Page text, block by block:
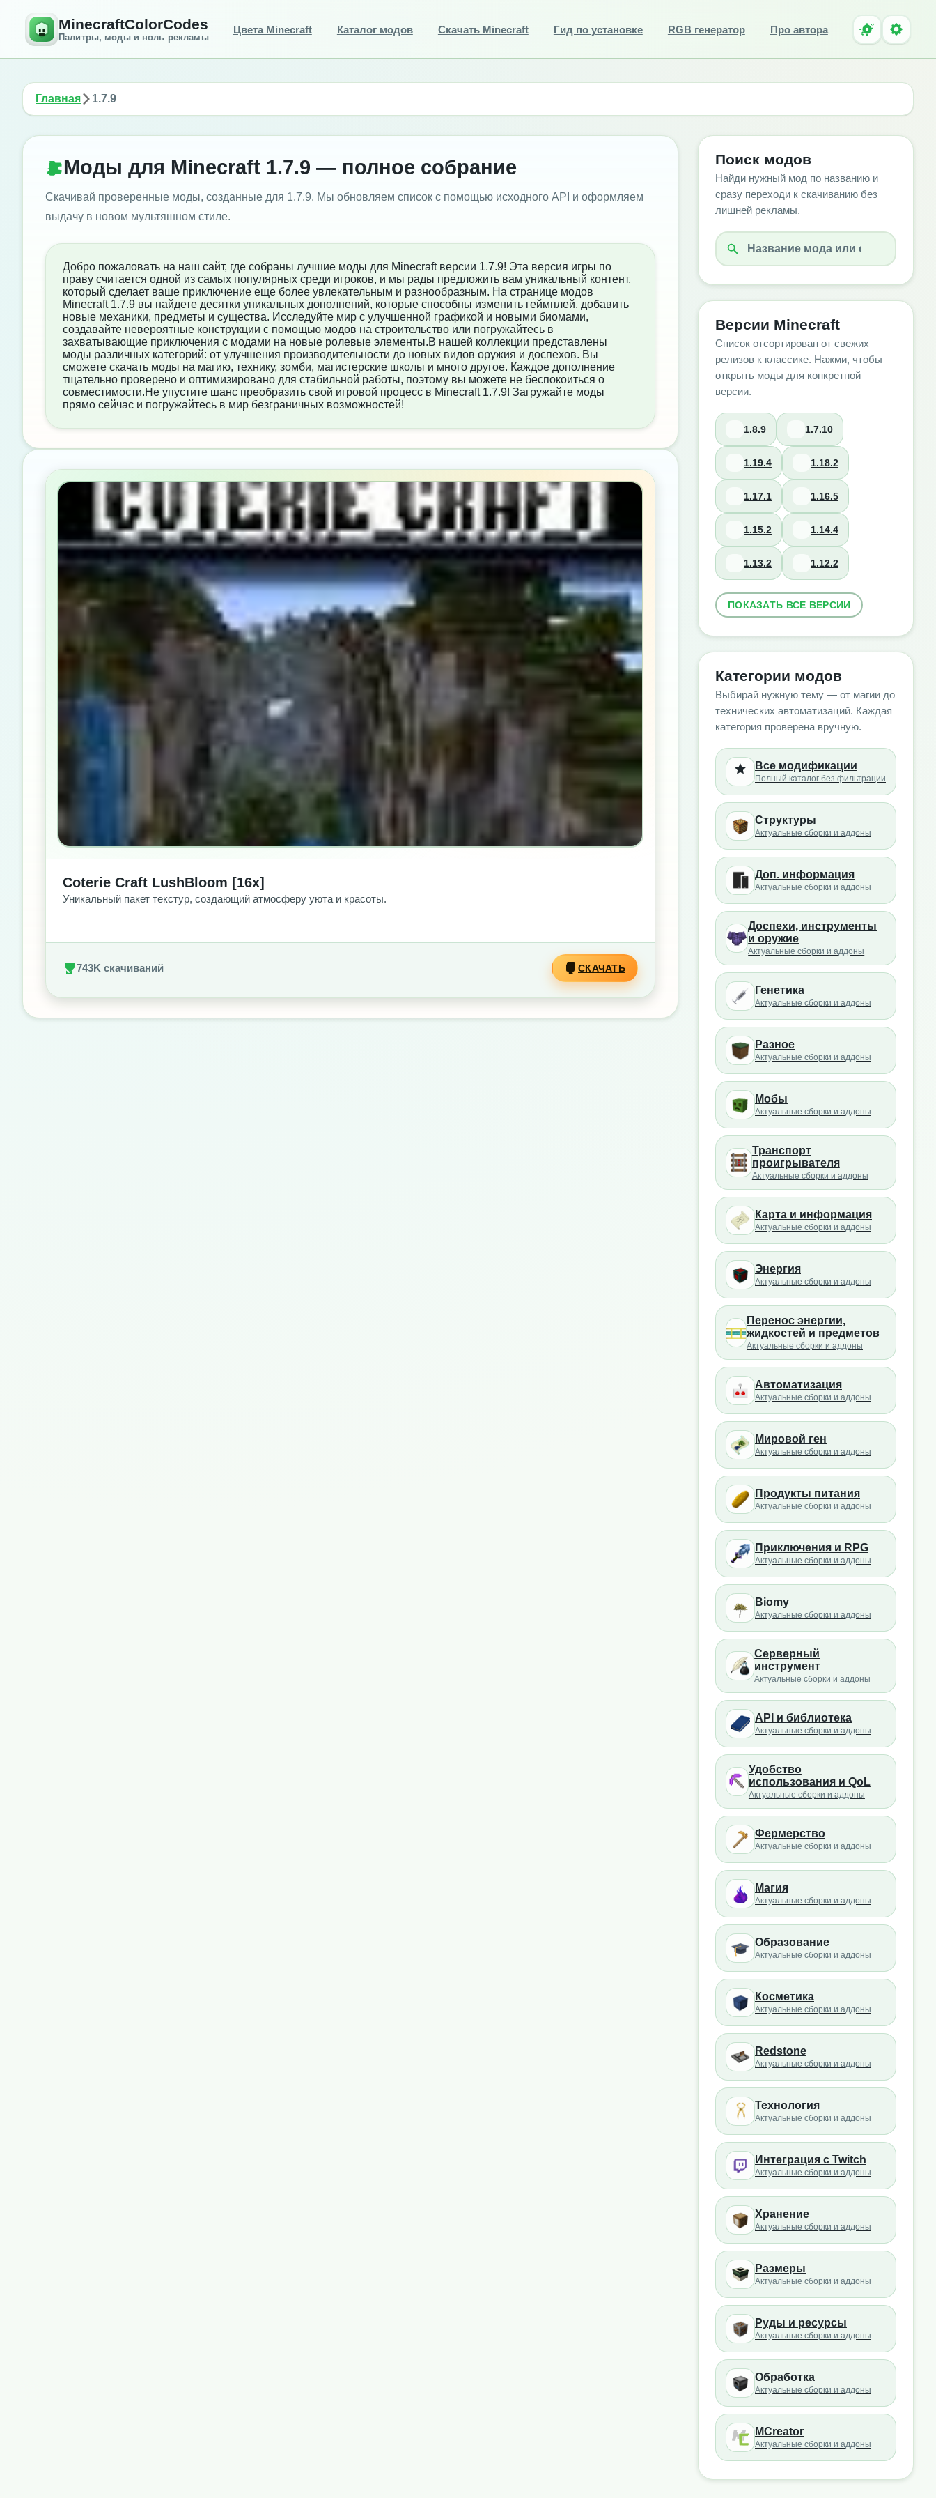
MinecraftColorCodes
Палитры, моды и ноль рекламы
Цвета Minecraft Каталог модов Скачать Minecraft Гид по установке RGB генератор Про автора
Главная 1.7.9
Моды для Minecraft 1.7.9 — полное собрание
Скачивай проверенные моды, созданные для 1.7.9. Мы обновляем список с помощью исходного API и оформляем
выдачу в новом мультяшном стиле.
Добро пожаловать на наш сайт, где собраны лучшие моды для Minecraft версии 1.7.9! Эта версия игры по
праву считается одной из самых популярных среди игроков, и мы рады предложить вам уникальный контент,
который сделает ваше приключение еще более увлекательным и разнообразным. На странице модов
Minecraft 1.7.9 вы найдете десятки уникальных дополнений, которые способны изменить геймплей, добавить
новые механики, предметы и существа. Исследуйте мир с улучшенной графикой и новыми биомами,
создавайте невероятные конструкции с помощью модов на строительство или погружайтесь в
захватывающие приключения с модами на новые ролевые элементы.В нашей коллекции представлены
моды различных категорий: от улучшения производительности до новых видов оружия и доспехов. Вы
сможете скачать моды на магию, технику, зомби, магистерские школы и много другое. Каждое дополнение
тщательно проверено и оптимизировано для стабильной работы, поэтому вы можете не беспокоиться о
совместимости.Не упустите шанс преобразить свой игровой процесс в Minecraft 1.7.9! Загружайте моды
прямо сейчас и погружайтесь в мир безграничных возможностей!
БЕЗ РЕКЛАМЫ
Coterie Craft LushBloom [16x]
Уникальный пакет текстур, создающий атмосферу уюта и красоты.
743K скачиваний СКАЧАТЬ
Поиск модов
Найди нужный мод по названию и
сразу переходи к скачиванию без
лишней рекламы.
Версии Minecraft
Список отсортирован от свежих
релизов к классике. Нажми, чтобы
открыть моды для конкретной
версии.
1.8.9 1.7.10
1.19.4 1.18.2
1.17.1 1.16.5
1.15.2 1.14.4
1.13.2 1.12.2
ПОКАЗАТЬ ВСЕ ВЕРСИИ
Категории модов
Выбирай нужную тему — от магии до
технических автоматизаций. Каждая
категория проверена вручную.
Все модификации
Полный каталог без фильтрации
Структуры
Актуальные сборки и аддоны
Доп. информация
Актуальные сборки и аддоны
Доспехи, инструменты
и оружие
Актуальные сборки и аддоны
Генетика
Актуальные сборки и аддоны
Разное
Актуальные сборки и аддоны
Мобы
Актуальные сборки и аддоны
Транспорт
проигрывателя
Актуальные сборки и аддоны
Карта и информация
Актуальные сборки и аддоны
Энергия
Актуальные сборки и аддоны
Перенос энергии,
жидкостей и предметов
Актуальные сборки и аддоны
Автоматизация
Актуальные сборки и аддоны
Мировой ген
Актуальные сборки и аддоны
Продукты питания
Актуальные сборки и аддоны
Приключения и RPG
Актуальные сборки и аддоны
Biomy
Актуальные сборки и аддоны
Серверный
инструмент
Актуальные сборки и аддоны
API и библиотека
Актуальные сборки и аддоны
Удобство
использования и QoL
Актуальные сборки и аддоны
Фермерство
Актуальные сборки и аддоны
Магия
Актуальные сборки и аддоны
Образование
Актуальные сборки и аддоны
Косметика
Актуальные сборки и аддоны
Redstone
Актуальные сборки и аддоны
Технология
Актуальные сборки и аддоны
Интеграция с Twitch
Актуальные сборки и аддоны
Хранение
Актуальные сборки и аддоны
Размеры
Актуальные сборки и аддоны
Руды и ресурсы
Актуальные сборки и аддоны
Обработка
Актуальные сборки и аддоны
MCreator
Актуальные сборки и аддоны